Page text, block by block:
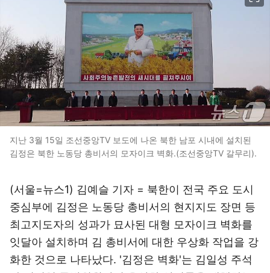
지난 3월 15일 조선중앙TV 보도에 나온 북한 남포 시내에 설치된
김정은 북한 노동당 총비서의 모자이크 벽화.(조선중앙TV 갈무리).
(서울=뉴스1) 김예슬 기자 = 북한이 전국 주요 도시
중심부에 김정은 노동당 총비서의 현지지도 장면 등
최고지도자의 성과가 묘사된 대형 모자이크 벽화를
잇달아 설치하며 김 총비서에 대한 우상화 작업을 강
화한 것으로 나타났다. '김정은 벽화'는 김일성 주석